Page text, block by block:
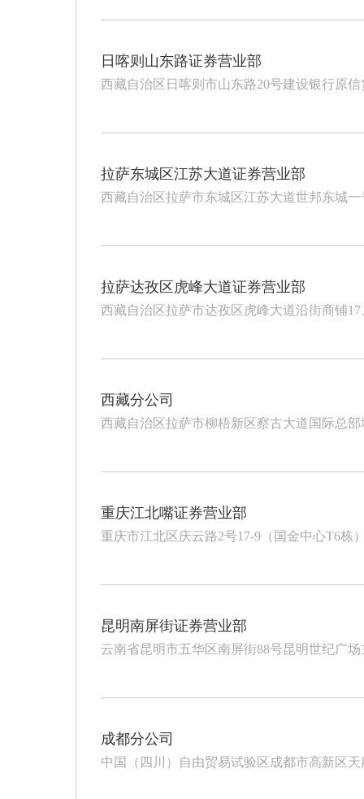
日喀则山东路证券营业部
西藏自治区日喀则市山东路20号建设银行原信
拉萨东城区江苏大道证券营业部
西藏自治区拉萨市东城区江苏大道世邦东城
拉萨达孜区虎峰大道证券营业部
西藏自治区拉萨市达孜区虎峰大道沿街商铺17
西藏分公司
西藏自治区拉萨市柳梧新区察古大道国际总部
重庆江北嘴证券营业部
重庆市江北区庆云路2号17-9（国金中心T6栋
昆明南屏街证券营业部
云南省昆明市五华区南屏街88号昆明世纪广场
成都分公司
中国（四川）自由贸易试验区成都市高新区天